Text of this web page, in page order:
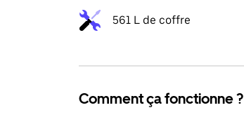
561 L de coffre
Comment ça fonctionne ?